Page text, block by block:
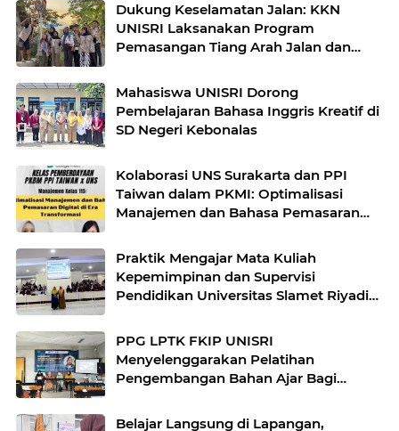
Dukung Keselamatan Jalan: KKN
UNISRI Laksanakan Program
Pemasangan Tiang Arah Jalan dan
Mahasiswa UNISRI Dorong
Pembelajaran Bahasa Inggris Kreatif di
SD Negeri Kebonalas
Kolaborasi UNS Surakarta dan PPI
Taiwan dalam PKMI: Optimalisasi
Manajemen dan Bahasa Pemasaran
Praktik Mengajar Mata Kuliah
Kepemimpinan dan Supervisi
Pendidikan Universitas Slamet Riyadi
PPG LPTK FKIP UNISRI
Menyelenggarakan Pelatihan
Pengembangan Bahan Ajar Bagi
Surakarta
Belajar Langsung di Lapangan,